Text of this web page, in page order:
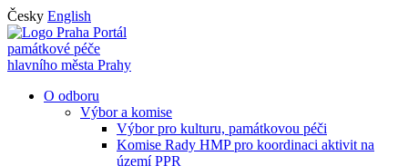
Česky English
Portál
památkové péče
hlavního města Prahy
O odboru
Výbor a komise
Výbor pro kulturu, památkovou péči
Komise Rady HMP pro koordinaci aktivit na
území PPR